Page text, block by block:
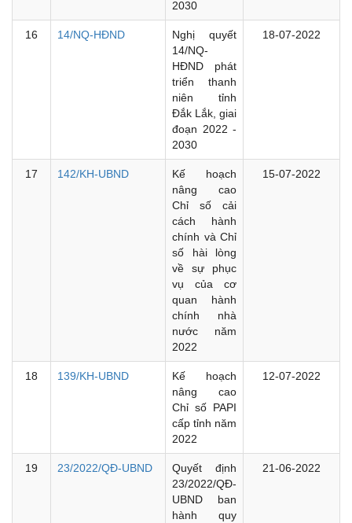
2030
16 14/NQ-HĐND
Nghị quyết
14/NQ-
HĐND phát
triển thanh
niên tỉnh
Đắk Lắk, giai
đoạn 2022 -
2030
18-07-2022
17 142/KH-UBND
Kế hoạch
nâng cao
Chỉ số cải
cách hành
chính và Chỉ
số hài lòng
về sự phục
vụ của cơ
quan hành
chính nhà
nước năm
2022
15-07-2022
18 139/KH-UBND
Kế hoạch
nâng cao
Chỉ số PAPI
cấp tỉnh năm
2022
12-07-2022
19 23/2022/QĐ-UBND
Quyết định
23/2022/QĐ-
UBND ban
hành quy
21-06-2022